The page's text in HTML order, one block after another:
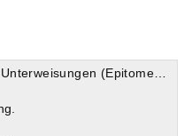
(Epitome divinarum institutionum).